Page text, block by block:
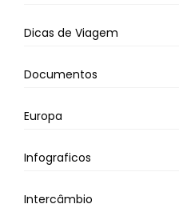
Dicas de Viagem
Documentos
Europa
Infograficos
Intercâmbio